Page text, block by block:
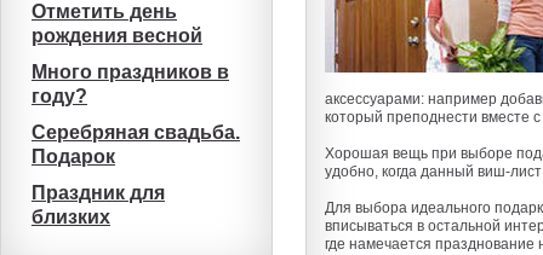
Отметить день
рождения весной
Много праздников в
году?
Серебряная свадьба.
Подарок
Праздник для
близких
аксессуарами: например
который преподнести вместе
Хорошая вещь при выборе
удобно, когда данный виш-
Для выбора идеального
вписываться в остальной
где намечается